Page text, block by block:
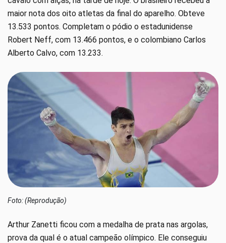
maior nota dos oito atletas da final do aparelho. Obteve
13.533 pontos. Completam o pódio o estadunidense
Robert Neff, com 13.466 pontos, e o colombiano Carlos
Alberto Calvo, com 13.233.
Foto: (Reprodução)
Arthur Zanetti ficou com a medalha de prata nas argolas,
prova da qual é o atual campeão olímpico. Ele conseguiu